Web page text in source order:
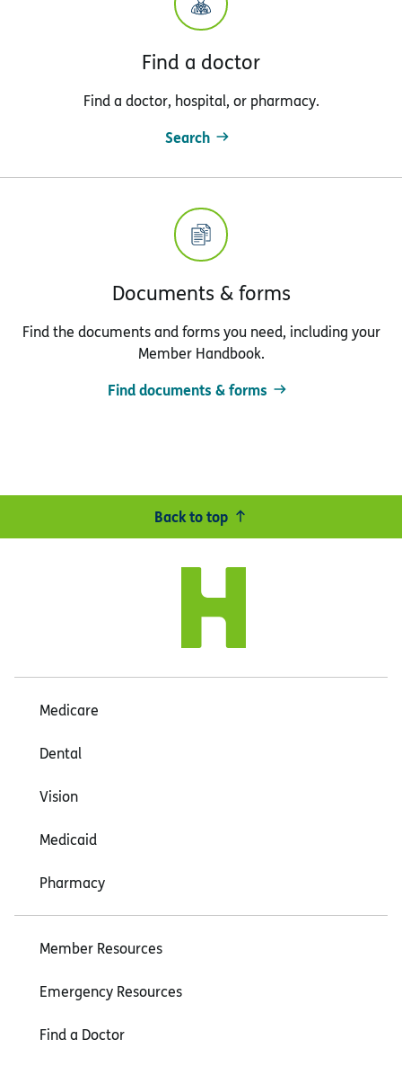
Find a doctor
Find a doctor, hospital, or pharmacy.
Search
Documents & forms
Find the documents and forms you need, including your
Member Handbook.
Find documents & forms
Back to top
Medicare
Dental
Vision
Medicaid
Pharmacy
Member Resources
Emergency Resources
Find a Doctor